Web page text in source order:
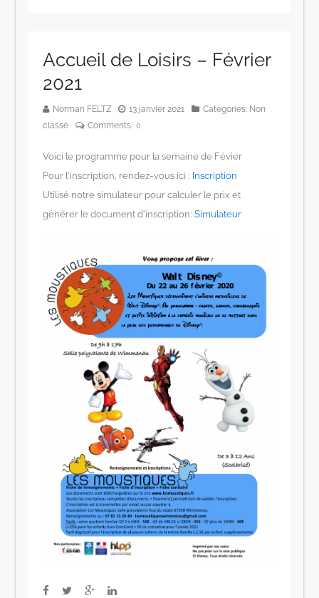
Accueil de Loisirs – Février
2021
Norman FELTZ 13 janvier 2021 Categories: Non
classé
Comments: 0
Voici le programme pour la semaine de Févier
Pour l’inscription, rendez-vous ici : Inscription
Utilisé notre simulateur pour calculer le prix et
générer le document d’inscription:Simulateur